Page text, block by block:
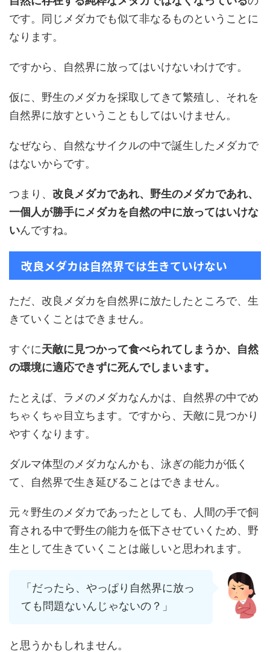
です。同じメダカでも似て非なるものということに
なります。
ですから、自然界に放ってはいけないわけです。
仮に、野生のメダカを採取してきて繁殖し、それを
自然界に放すということもしてはいけません。
なぜなら、自然なサイクルの中で誕生したメダカで
はないからです。
つまり、 改良メダカであれ、野生のメダカであれ、
一個人が勝手にメダカを自然の中に放ってはいけな
いんですね。
改良メダカは自然界では生きていけない
ただ、改良メダカを自然界に放たしたところで、生
きていくことはできません。
すぐに天敵に見つかって食べられてしまうか、自然
の環境に適応できずに死んでしまいます。
たとえば、ラメのメダカなんかは、自然界の中でめ
ちゃくちゃ目立ちます。ですから、天敵に見つかり
やすくなります。
ダルマ体型のメダカなんかも、泳ぎの能力が低く
て、自然界で生き延びることはできません。
元々野生のメダカであったとしても、人間の手で飼
育される中で野生の能力を低下させていくため、野
生として生きていくことは厳しいと思われます。
「だったら、やっぱり自然界に放っ
ても問題ないんじゃないの？」
と思うかもしれません。